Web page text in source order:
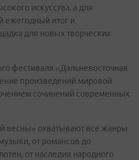
искусства, а для
ежегодный итог и
для новых творческих
фестиваля «Дальневосточная
произведений мировой
сочинений современных
весны» охватывают все жанры
от романсов до
от наследия народного